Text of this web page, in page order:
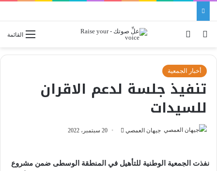
القائمة بحث عنالوضع المظلم
أخبار الجمعية
تنفيذ جلسة لدعم الاقران
للسيدات
جيهان العمصي
ل
20 سبتمبر، 2022
نفذت الجمعية الوطنية للتأهيل في المنطقة الوسطى ضمن مشروع